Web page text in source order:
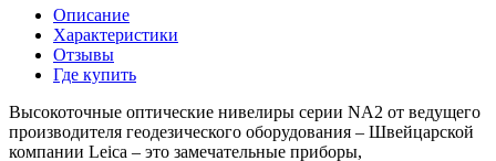
Описание
Характеристики
Отзывы
Где купить
Высокоточные оптические нивелиры серии NA2 от ведущего
производителя геодезического оборудования – Швейцарской
компании Leica – это замечательные приборы,